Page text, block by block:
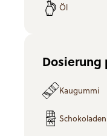
Öl
Dosierung
Kaugummi